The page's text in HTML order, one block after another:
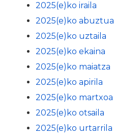
2025(e)ko iraila
2025(e)ko abuztua
2025(e)ko uztaila
2025(e)ko ekaina
2025(e)ko maiatza
2025(e)ko apirila
2025(e)ko martxoa
2025(e)ko otsaila
2025(e)ko urtarrila